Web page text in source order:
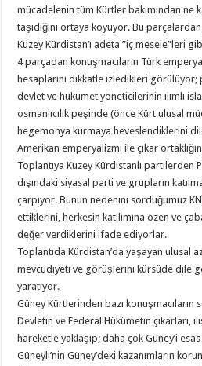
mücadelenin tüm Kürtler bakımından ne
taşıdığını ortaya koyuyor. Bu
Kuzey Kürdistan’ı adeta ”iç mesele”leri
4 parçadan konuşmacıların Türk
hesaplarını dikkatle izledikleri görülüyor;
devlet ve hükümet yöneticilerinin ılımlı
osmanlıcılık peşinde (önce Kürt ulusal
hegemonya kurmaya heveslendiklerini
Amerikan emperyalizmi ile çıkar
Toplantıya Kuzey Kürdistanlı partilerden
dışındaki siyasal parti ve grupların
çarpıyor. Bunun nedenini sorduğumuz
ettiklerini, herkesin katılımına özen ve
değer verdiklerini ifade ediyorlar.
Toplantıda Kürdistan’da yaşayan ulusal
mevcudiyeti ve görüşlerini kürsüde dile
yaratıyor.
Güney Kürtlerinden bazı
Devletin ve Federal Hükümetin çıkarları,
hareketle yaklaşıp; daha çok Güney’i
Güneyli’nin Güney’deki kazanımların